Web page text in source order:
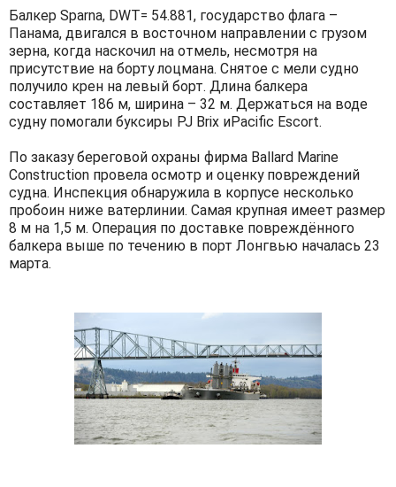
Балкер Sparna, DWT= 54.881, государство флага –
Панама, двигался в восточном направлении с грузом
зерна, когда наскочил на отмель, несмотря на
присутствие на борту лоцмана. Снятое с мели судно
получило крен на левый борт. Длина балкера
составляет 186 м, ширина – 32 м. Держаться на воде
судну помогали буксиры PJ Brix иPacific Escort.
По заказу береговой охраны фирма Ballard Marine
Construction провела осмотр и оценку повреждений
судна. Инспекция обнаружила в корпусе несколько
пробоин ниже ватерлинии. Самая крупная имеет размер
8 м на 1,5 м. Операция по доставке повреждённого
балкера выше по течению в порт Лонгвью началась 23
марта.